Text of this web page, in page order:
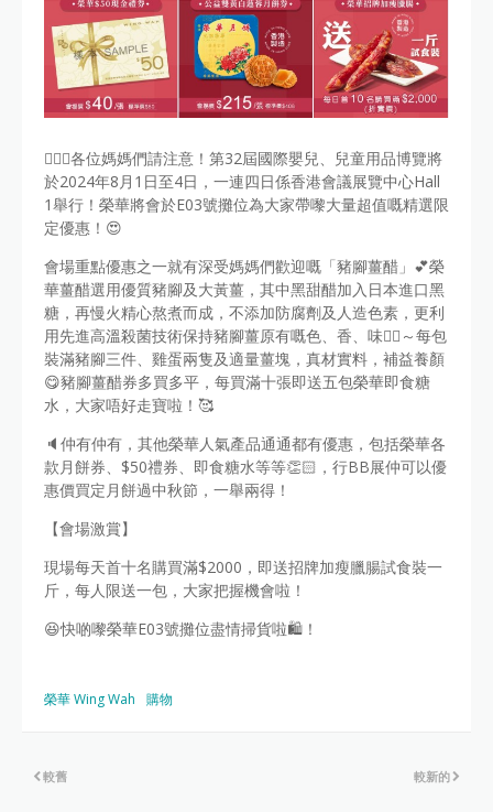
🙋🏻‍♀️各位媽媽們請注意！第32屆國際嬰兒、兒童用品博覽將
於2024年8月1日至4日，一連四日係香港會議展覽中心Hall
1舉行！榮華將會於E03號攤位為大家帶嚟大量超值嘅精選限
定優惠！😍
會場重點優惠之一就有深受媽媽們歡迎嘅「豬腳薑醋」💕榮
華薑醋選用優質豬腳及大黃薑，其中黑甜醋加入日本進口黑
糖，再慢火精心熬煮而成，不添加防腐劑及人造色素，更利
用先進高溫殺菌技術保持豬腳薑原有嘅色、香、味👍🏻～每包
裝滿豬腳三件、雞蛋兩隻及適量薑塊，真材實料，補益養顏
😋豬腳薑醋券多買多平，每買滿十張即送五包榮華即食糖
水，大家唔好走寶啦！🥰
🔈仲有仲有，其他榮華人氣產品通通都有優惠，包括榮華各
款月餅券、$50禮券、即食糖水等等👏🏻，行BB展仲可以優
惠價買定月餅過中秋節，一舉兩得！
【會場激賞】
現場每天首十名購買滿$2000，即送招牌加瘦臘腸試食裝一
斤，每人限送一包，大家把握機會啦！
😆快啲嚟榮華E03號攤位盡情掃貨啦🛍️！
榮華 Wing Wah 購物
較新的
較舊